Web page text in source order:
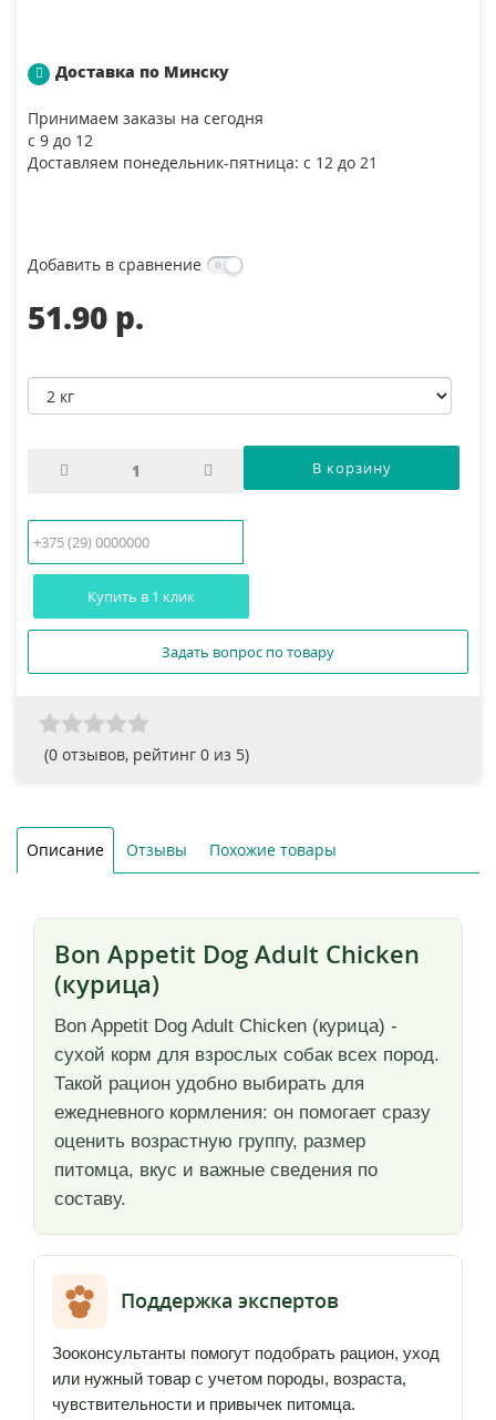
Доставка по Минску
Принимаем заказы на сегодня
с 9 до 12
Доставляем понедельник-пятница: с 12 до 21
Добавить в сравнение
51.90 p.
Купить в 1 клик
Задать вопрос по товару
(0 отзывов, рейтинг 0 из 5)
Описание Отзывы Похожие товары
Bon Appetit Dog Adult Chicken
(курица)
Bon Appetit Dog Adult Chicken (курица) -
сухой корм для взрослых собак всех пород.
Такой рацион удобно выбирать для
ежедневного кормления: он помогает сразу
оценить возрастную группу, размер
питомца, вкус и важные сведения по
составу.
Поддержка экспертов
Зооконсультанты помогут подобрать рацион, уход
или нужный товар с учетом породы, возраста,
чувствительности и привычек питомца.